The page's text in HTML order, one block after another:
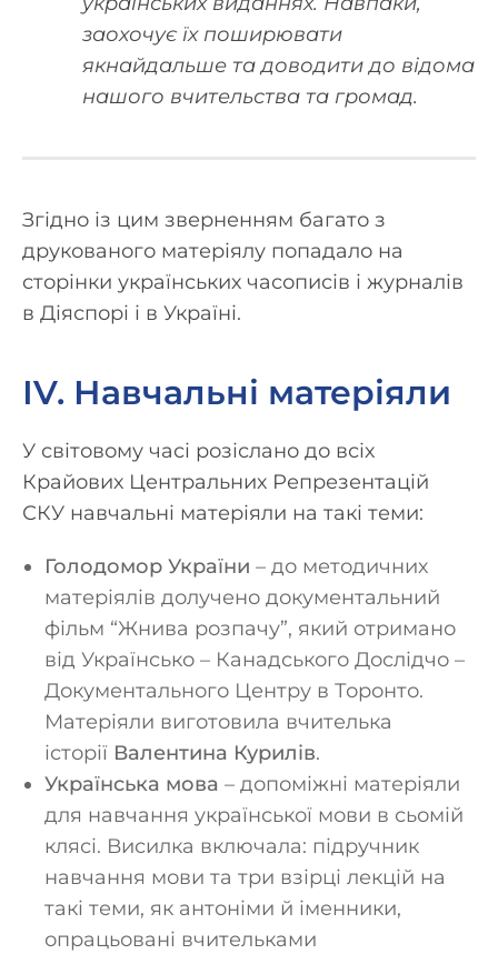
заохочує їх поширювати
якнайдальше та доводити до відома
нашого вчительства та громад.
Згідно із цим зверненням багато з
друкованого матеріялу попадало на
сторінки українських часописів і журналів
в Діяспорі і в Україні.
ІV. Навчальні матеріяли
У світовому часі розіслано до всіх
Крайових Центральних Репрезентацій
СКУ навчальні матеріяли на такі теми:
Голодомор України – до методичних
матеріялів долучено документальний
фільм “Жнива розпачу”, який отримано
від Українсько – Канадського Дослідчо –
Документального Центру в Торонто.
Матеріяли виготовила вчителька
історії Валентина Курилів.
Українська мова – допоміжні матеріяли
для навчання української мови в сьомій
клясі. Висилка включала: підручник
навчання мови та три взірці лекцій на
такі теми, як антоніми й іменники,
опрацьовані вчительками